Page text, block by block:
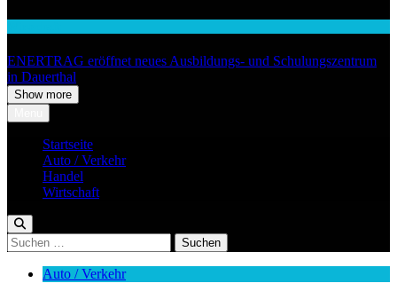
ENERTRAG eröffnet neues Ausbildungs- und Schulungszentrum
in Dauerthal
Show more
Startseite
Auto / Verkehr
Handel
Wirtschaft
Suchen
nach:
Auto / Verkehr